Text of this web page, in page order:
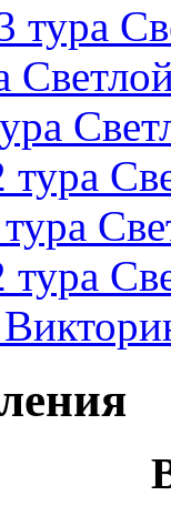
тура
тура